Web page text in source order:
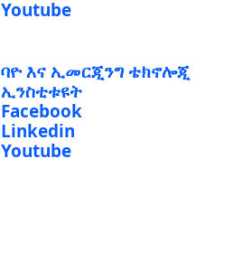
Youtube
ባዮ እና ኢመርጂንግ ቴክኖሎጂ
ኢንስቲቱዩት
Facebook
Linkedin
Youtube